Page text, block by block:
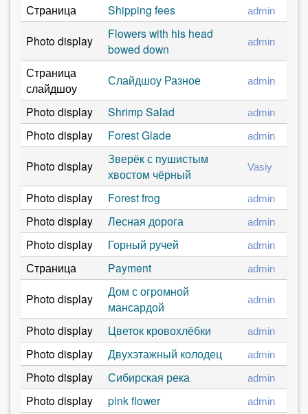
к
л
а
д
а
)
е
с
ь
Страница Shipping fees admin
Photo display
Flowers with his head
bowed down
admin
Страница
слайдшоу
Слайдшоу Разное admin
Photo display Shrimp Salad admin
Photo display Forest Glade admin
Photo display
Зверёк с пушистым
хвостом чёрный
Vasiy
Photo display Forest frog admin
Photo display Лесная дорога admin
Photo display Горный ручей admin
Страница Payment admin
Photo display
Дом с огромной
мансардой
admin
Photo display Цветок кровохлёбки admin
Photo display Двухэтажный колодец admin
Photo display Сибирская река admin
Photo display pink flower admin